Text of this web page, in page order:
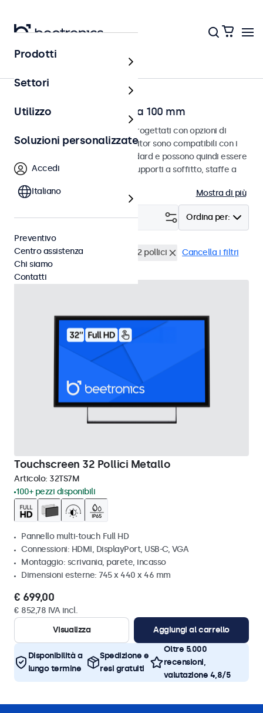
Home
Touchscreen con VESA da 100 mm
Touchscreen VESA da 100 mm progettati con opzioni di
montaggio versatili. Questi monitor sono compatibili con i
sistemi di montaggio VESA standard e possono quindi essere
collegati a supporti universali, supporti a soffitto, staffe a
Mostra di più
Ordina per:
Filtro (1)
VESA 100 x 100 Touchscreen 32 pollici Cancella i filtri
Touchscreen 32 Pollici Metallo
Articolo: 32TS7M
100+ pezzi disponibili
Pannello multi-touch Full HD
Connessioni: HDMI, DisplayPort, USB-C, VGA
Montaggio: scrivania, parete, incasso
Dimensioni esterne: 745 x 440 x 46 mm
€ 699,00
€ 852,78 IVA incl.
Visualizza
Aggiungi al carrello
Disponibilità a
lungo termine
Spedizione e
resi gratuiti
Oltre 5.000
recensioni,
valutazione 4,8/5
Prodotti
Settori
Utilizzo
Soluzioni personalizzate
Accedi
Italiano
Preventivo
Centro assistenza
Chi siamo
Contatti